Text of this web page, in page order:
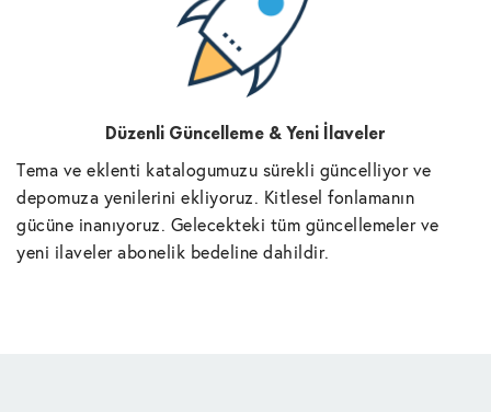
Düzenli Güncelleme & Yeni İlaveler
Tema ve eklenti katalogumuzu sürekli güncelliyor ve
depomuza yenilerini ekliyoruz. Kitlesel fonlamanın
gücüne inanıyoruz. Gelecekteki tüm güncellemeler ve
yeni ilaveler abonelik bedeline dahildir.